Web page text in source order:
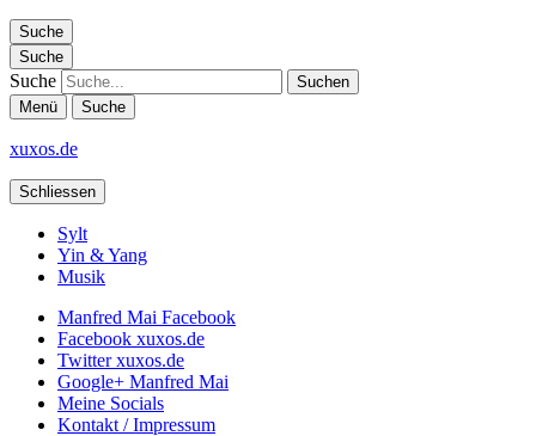
Suche
Suche
Suche
Menü Suche
xuxos.de
Schliessen
Sylt
Yin & Yang
Musik
Manfred Mai Facebook
Facebook xuxos.de
Twitter xuxos.de
Google+ Manfred Mai
Meine Socials
Kontakt / Impressum